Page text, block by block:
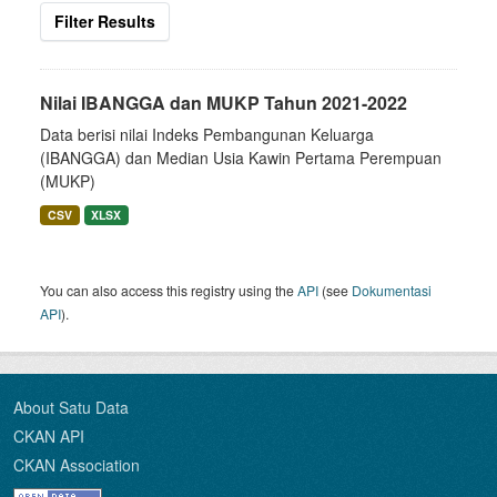
Filter Results
Nilai IBANGGA dan MUKP Tahun 2021-2022
Data berisi nilai Indeks Pembangunan Keluarga
(IBANGGA) dan Median Usia Kawin Pertama Perempuan
(MUKP)
CSV XLSX
You can also access this registry using theAPI (see Dokumentasi
API).
About Satu Data
CKAN API
CKAN Association